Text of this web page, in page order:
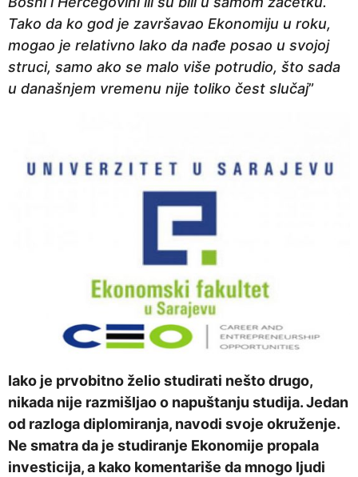
Tako da ko god je završavao Ekonomiju u roku,
mogao je relativno lako da nađe posao u svojoj
struci, samo ako se malo više potrudio, što sada
u današnjem vremenu nije toliko čest slučaj”
Iako je prvobitno želio studirati nešto drugo,
nikada nije razmišljao o napuštanju studija. Jedan
od razloga diplomiranja, navodi svoje okruženje.
Ne smatra da je studiranje Ekonomije propala
investicija, a kako komentariše da mnogo ljudi